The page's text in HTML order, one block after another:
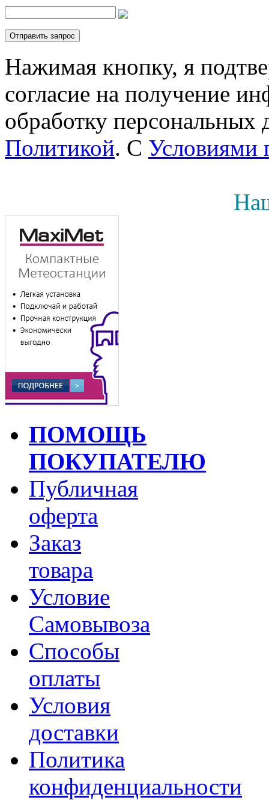
Нажимая кнопку, я
согласие на получение
обработку персональных
Политикой. С Условиями
ПОМОЩЬ
ПОКУПАТЕЛЮ
Публичная
оферта
Заказ
товара
Условие
Самовывоза
Способы
оплаты
Условия
доставки
Политика
конфиденциальности